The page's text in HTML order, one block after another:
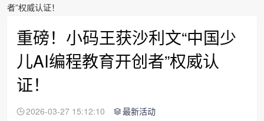
者”权威认证！
重磅！小码王获沙利文“中国少
儿AI编程教育开创者”权威认
证！
2026-03-27 15:12:10 最新活动